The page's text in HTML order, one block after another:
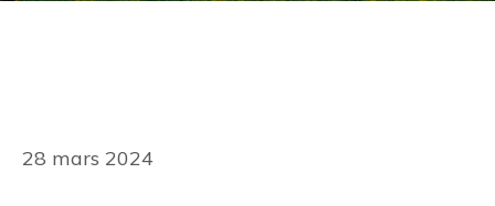
28 mars 2024